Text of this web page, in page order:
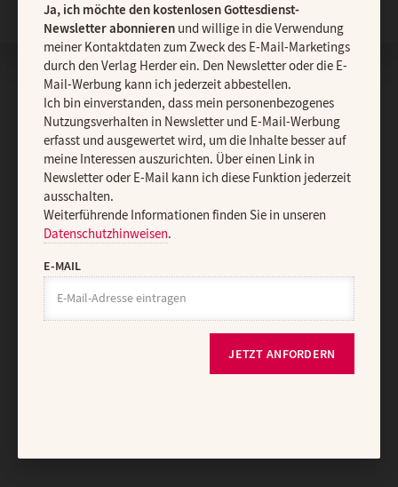
Ja, ich möchte den kostenlosen Gottesdienst-
Newsletter abonnierenund willige in die Verwendung
meiner Kontaktdaten zum Zweck des E-Mail-Marketings
durch den Verlag Herder ein. Den Newsletter oder die E-
Mail-Werbung kann ich jederzeit abbestellen.
Ich bin einverstanden, dass mein personenbezogenes
Nutzungsverhalten in Newsletter und E-Mail-Werbung
erfasst und ausgewertet wird, um die Inhalte besser auf
meine Interessen auszurichten. Über einen Link in
Newsletter oder E-Mail kann ich diese Funktion jederzeit
ausschalten.
Weiterführende Informationen finden Sie in unseren
Datenschutzhinweisen.
E-MAIL
JETZT ANFORDERN